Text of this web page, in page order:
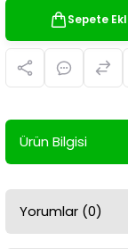
Sepete
Ürün Bilgisi
Yorumlar (0)